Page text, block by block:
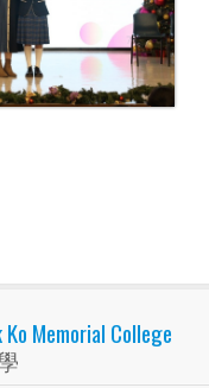
Memorial College